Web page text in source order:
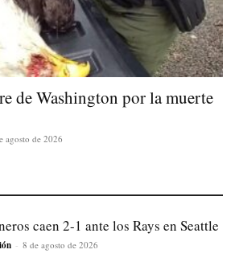
de Washington por la muerte
agosto de 2026
caen 2-1 ante los Rays en Seattle
- 8 de agosto de 2026